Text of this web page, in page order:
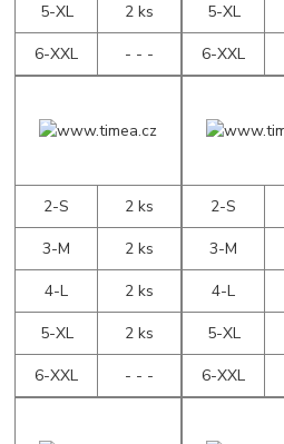
5-XL
2 ks
6-XXL
- - -
5-XL
6-XXL
2-S
2 ks
3-M
2 ks
4-L
2 ks
5-XL
2 ks
6-XXL
- - -
2-S
3-M
4-L
5-XL
6-XXL